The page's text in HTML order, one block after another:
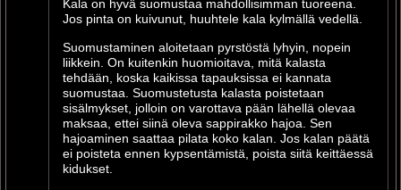
Kala on hyvä suomustaa mahdollisimman tuoreena.
Jos pinta on kuivunut, huuhtele kala kylmällä vedellä.
Suomustaminen aloitetaan pyrstöstä lyhyin, nopein
liikkein. On kuitenkin huomioitava, mitä kalasta
tehdään, koska kaikissa tapauksissa ei kannata
suomustaa. Suomustetusta kalasta poistetaan
sisälmykset, jolloin on varottava pään lähellä olevaa
maksaa, ettei siinä oleva sappirakko hajoa. Sen
hajoaminen saattaa pilata koko kalan. Jos kalan päätä
ei poisteta ennen kypsentämistä, poista siitä keittäessä
kidukset.